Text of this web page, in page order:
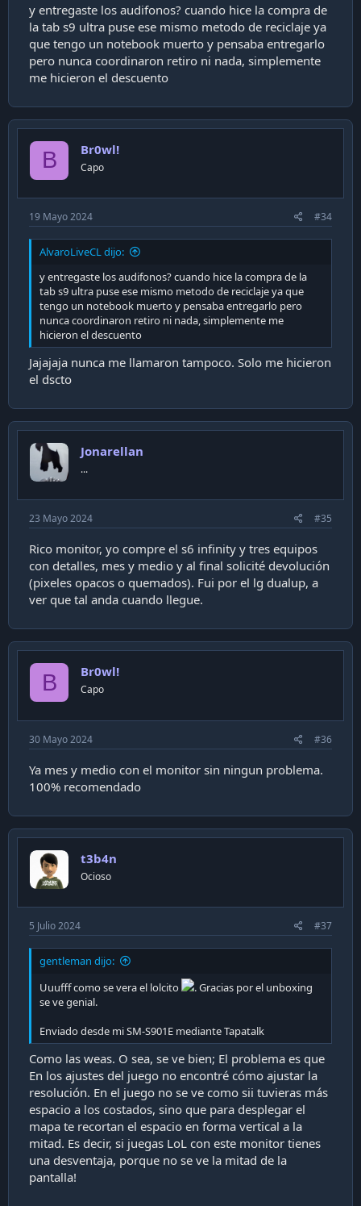
Dejo el enlace de compra en la store samsung por si
se motivan.
Monitor Gamer de alto rendimiento en oferta | Samsung Chile
respuesta rápida. Ideal para juegos competitivos,
con cuotas y envío rápido.
a
i
o
n
s
:
P3rron3t,Carlos E. Flores,Mangyand 16 others
y entregaste los audifonos? cuando hice la compra de
la tab s9 ultra puse ese mismo metodo de reciclaje ya
que tengo un notebook muerto y pensaba entregarlo
pero nunca coordinaron retiro ni nada, simplemente
me hicieron el descuento
B Br0wl!
Capo
19 Mayo 2024 #34
AlvaroLiveCL dijo:
y entregaste los audifonos? cuando hice la compra de la
tab s9 ultra puse ese mismo metodo de reciclaje ya que
tengo un notebook muerto y pensaba entregarlo pero
nunca coordinaron retiro ni nada, simplemente me
hicieron el descuento
Jajajaja nunca me llamaron tampoco. Solo me hicieron
el dscto
Jonarellan
...
23 Mayo 2024 #35
Rico monitor, yo compre el s6 infinity y tres equipos
con detalles, mes y medio y al final solicité devolución
(pixeles opacos o quemados). Fui por el lg dualup, a
ver que tal anda cuando llegue.
B Br0wl!
Capo
30 Mayo 2024 #36
Ya mes y medio con el monitor sin ningun problema.
100% recomendado
t3b4n
Ocioso
5 Julio 2024 #37
gentleman dijo:
Uuufff como se vera el lolcito
. Gracias por el unboxing
se ve genial.
Enviado desde mi SM-S901E mediante Tapatalk
Como las weas. O sea, se ve bien; El problema es que
En los ajustes del juego no encontré cómo ajustar la
resolución. En el juego no se ve como sii tuvieras más
espacio a los costados, sino que para desplegar el
mapa te recortan el espacio en forma vertical a la
mitad. Es decir, si juegas LoL con este monitor tienes
una desventaja, porque no se ve la mitad de la
pantalla!